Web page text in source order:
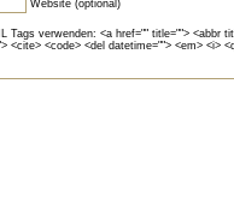
Website (optional)
Tags verwenden: <a href="" title=""> <abbr
<cite> <code> <del datetime=""> <em> <i>